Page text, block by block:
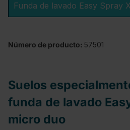
Funda de lavado Easy Spray
Número de producto: 57501
Suelos
funda de lavado
micro duo